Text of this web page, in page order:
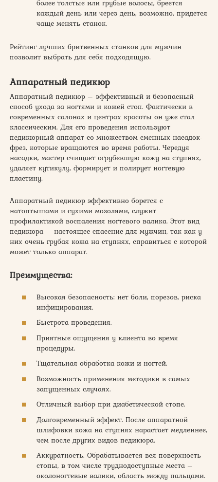
более толстые или грубые волосы, бреется
каждый день или через день, возможно, придется
чаще менять станок.
Рейтинг лучших бритвенных станков для мужчин
позволит выбрать для себя подходящую.
Аппаратный педикюр
Аппаратный педикюр – эффективный и безопасный
способ ухода за ногтями и кожей стоп. Фактически в
современных салонах и центрах красоты он уже стал
классическим. Для его проведения используют
педикюрный аппарат со множеством сменных насадок-
фрез, которые вращаются во время работы. Чередуя
насадки, мастер счищает огрубевшую кожу на ступнях,
удаляет кутикулу, формирует и полирует ногтевую
пластину.
Аппаратный педикюр эффективно борется с
натоптышами и сухими мозолями, служит
профилактикой воспаления ногтевого валика. Этот вид
педикюра – настоящее спасение для мужчин, так как у
них очень грубая кожа на ступнях, справиться с которой
может только аппарат.
Преимущества:
Высокая безопасность: нет боли, порезов, риска
инфицирования.
Быстрота проведения.
Приятные ощущения у клиента во время
процедуры.
Тщательная обработка кожи и ногтей.
Возможность применения методики в самых
запущенных случаях.
Отличный выбор при диабетической стопе.
Долговременный эффект. После аппаратной
шлифовки кожа на ступнях нарастает медленнее,
чем после других видов педикюра.
Аккуратность. Обрабатывается вся поверхность
стопы, в том числе труднодоступные места –
околоногтевые валики, область между пальцами.